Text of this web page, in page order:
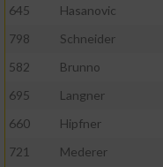
645
Hasanovic
798
Schneider
582
Brunno
695
Langner
660
Hipfner
721
Mederer
auf einem Endgerät
von Werbeanzeigen
Werbung